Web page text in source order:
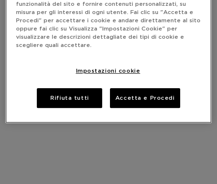
funzionalità del sito e fornire contenuti personalizzati, su
misura per gli interessi di ogni utente. Fai clic su "Accetta e
Procedi" per accettare i cookie e andare direttamente al sito
oppure fai clic su Visualizza "Impostazioni Cookie" per
visualizzare le descrizioni dettagliate dei tipi di cookie e
scegliere quali accettare.
Impostazioni cookie
Rifiuta tutti Accetta e Procedi